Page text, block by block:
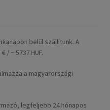
belül szállítunk. A
/ ~ 5737 HUF.
a magyarországi
legfeljebb 24 hónapos